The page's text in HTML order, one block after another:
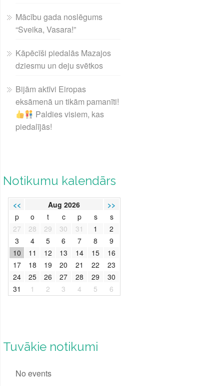
Mācību gada noslēgums
“Sveika, Vasara!”
Kāpēcīši piedalās Mazajos
dziesmu un deju svētkos
Bijām aktīvi Eiropas
eksāmenā un tikām pamanīti!
Paldies visiem, kas
piedalījās!
Notikumu kalendārs
<< Aug 2026
>>
p
o t c p s
s
27
28 29 30 31 1
2
3
4 5 6 7 8
9
10
11 12 13 14 15
16
17
18 19 20 21 22
23
24
25 26 27 28 29
30
31
1 2 3 4 5 6
Tuvākie notikumi
No events